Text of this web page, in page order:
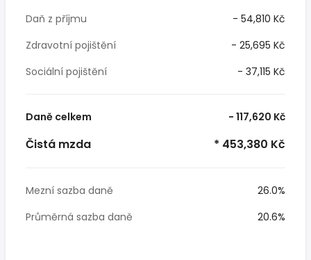
Daň z příjmu
- 54,810 Kč
Zdravotní pojištění
- 25,695 Kč
Sociální pojištění
- 37,115 Kč
Daně celkem - 117,620 Kč
Čistá mzda * 453,380 Kč
Mezní sazba daně
26.0%
Průměrná sazba daně
20.6%